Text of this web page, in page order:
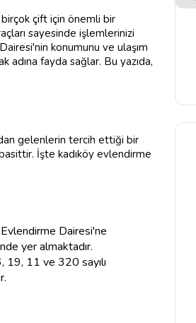
çift için önemli bir
sayesinde işlemlerinizi
konumunu ve ulaşım
fayda sağlar. Bu yazıda,
gelenlerin tercih ettiği bir
İşte kadıköy evlendirme
Dairesi'ne
yer almaktadır.
19, 11 ve 320 sayılı